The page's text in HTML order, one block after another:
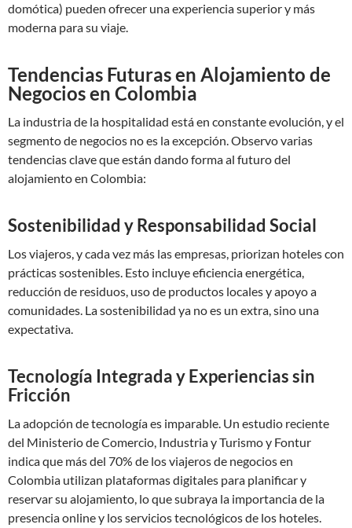
domótica) pueden ofrecer una experiencia superior y más
moderna para su viaje.
Tendencias Futuras en Alojamiento de
Negocios en Colombia
La industria de la hospitalidad está en constante evolución, y el
segmento de negocios no es la excepción. Observo varias
tendencias clave que están dando forma al futuro del
alojamiento en Colombia:
Sostenibilidad y Responsabilidad Social
Los viajeros, y cada vez más las empresas, priorizan hoteles con
prácticas sostenibles. Esto incluye eficiencia energética,
reducción de residuos, uso de productos locales y apoyo a
comunidades. La sostenibilidad ya no es un extra, sino una
expectativa.
Tecnología Integrada y Experiencias sin
Fricción
La adopción de tecnología es imparable. Un estudio reciente
del Ministerio de Comercio, Industria y Turismo y Fontur
indica que más del 70% de los viajeros de negocios en
Colombia utilizan plataformas digitales para planificar y
reservar su alojamiento, lo que subraya la importancia de la
presencia online y los servicios tecnológicos de los hoteles.